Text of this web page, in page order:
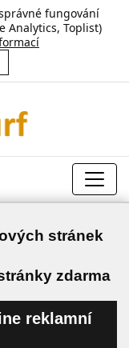
fungování
Analytics, Toplist)
stránek
zdarma
reklamní